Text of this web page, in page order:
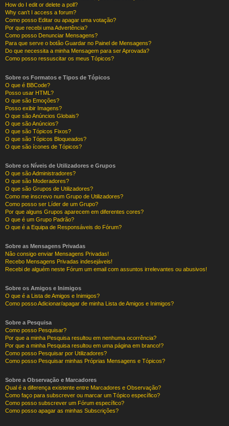
How do I edit or delete a poll?
Why can’t I access a forum?
Como posso Editar ou apagar uma votação?
Por que recebi uma Advertência?
Como posso Denunciar Mensagens?
Para que serve o botão Guardar no Painel de Mensagens?
Do que necessita a minha Mensagem para ser Aprovada?
Como posso ressuscitar os meus Tópicos?
Sobre os Formatos e Tipos de Tópicos
O que é BBCode?
Posso usar HTML?
O que são Emoções?
Posso exibir Imagens?
O que são Anúncios Globais?
O que são Anúncios?
O que são Tópicos Fixos?
O que são Tópicos Bloqueados?
O que são ícones de Tópicos?
Sobre os Níveis de Utilizadores e Grupos
O que são Administradores?
O que são Moderadores?
O que são Grupos de Utilizadores?
Como me inscrevo num Grupo de Utilizadores?
Como posso ser Líder de um Grupo?
Por que alguns Grupos aparecem em diferentes cores?
O que é um Grupo Padrão?
O que é a Equipa de Responsáveis do Fórum?
Sobre as Mensagens Privadas
Não consigo enviar Mensagens Privadas!
Recebo Mensagens Privadas indesejáveis!
Recebi de alguém neste Fórum um email com assuntos irrelevantes ou abusivos!
Sobre os Amigos e Inimigos
O que é a Lista de Amigos e Inimigos?
Como posso Adicionar/apagar de minha Lista de Amigos e Inimigos?
Sobre a Pesquisa
Como posso Pesquisar?
Por que a minha Pesquisa resultou em nenhuma ocorrência?
Por que a minha Pesquisa resultou em uma página em branco!?
Como posso Pesquisar por Utilizadores?
Como posso Pesquisar minhas Próprias Mensagens e Tópicos?
Sobre a Observação e Marcadores
Qual é a diferença existente entre Marcadores e Observação?
Como faço para subscrever ou marcar um Tópico específico?
Como posso subscrever um Fórum específico?
Como posso apagar as minhas Subscrições?